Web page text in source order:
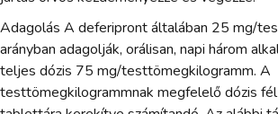
Adagolás A deferipront általában 25 mg/
arányban adagolják, orálisan, napi három
teljes dózis 75 mg/testtömegkilogramm. A
testtömegkilogrammnak megfelelő dózis